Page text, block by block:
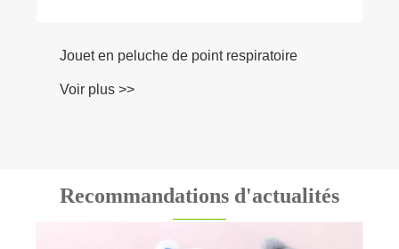
Recommandations d'actualités